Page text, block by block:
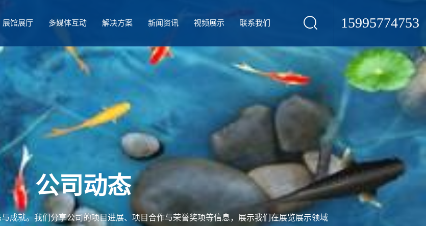
15995774753
展馆展厅 多媒体互动 解决方案 新闻资讯 视频展示 联系我们
公司动态
成就。我们分享公司的项目进展、项目合作与荣誉奖项等信息，展示我们在展览展示领域